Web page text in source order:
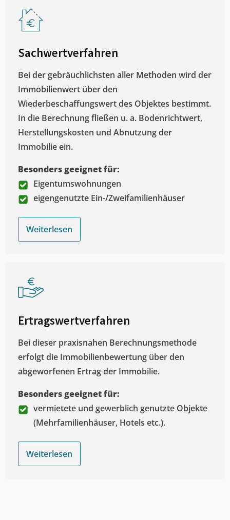
Sachwertverfahren
Bei der gebräuchlichsten aller Methoden wird der
Immobilienwert über den
Wiederbeschaffungswert des Objektes bestimmt.
In die Berechnung fließen u. a. Bodenrichtwert,
Herstellungskosten und Abnutzung der
Immobilie ein.
Besonders geeignet für:
Eigentumswohnungen
eigengenutzte Ein-/Zweifamilienhäuser
Weiterlesen
Ertragswertverfahren
Bei dieser praxisnahen Berechnungsmethode
erfolgt die Immobilienbewertung über den
abgeworfenen Ertrag der Immobilie.
Besonders geeignet für:
vermietete und gewerblich genutzte Objekte
(Mehrfamilienhäuser, Hotels etc.).
Weiterlesen